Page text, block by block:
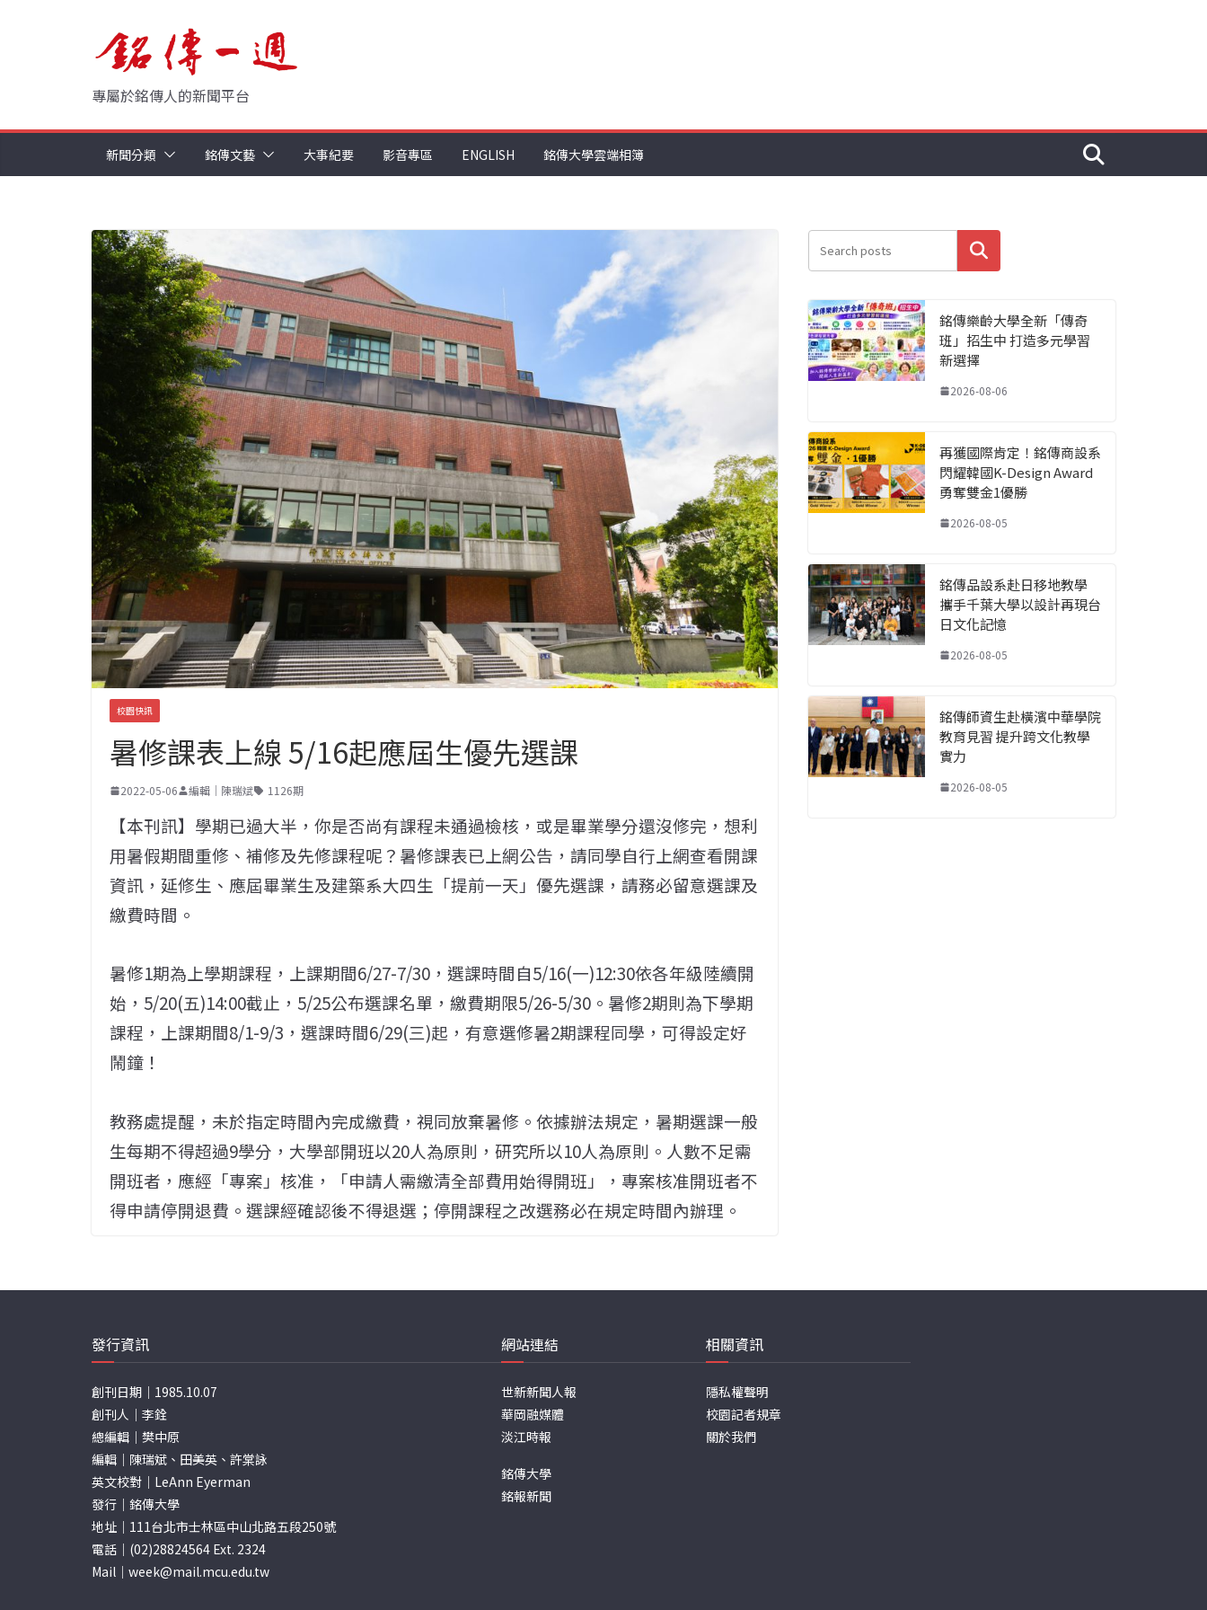
專屬於銘傳人的新聞平台
新聞分類 銘傳文藝 大事紀要 影音專區 ENGLISH 銘傳大學雲端相簿
校園快訊
暑修課表上線 5/16起應屆生優先選課
2022-05-06 編輯｜陳瑞斌 1126期
【本刊訊】學期已過大半，你是否尚有課程未通過檢核，或是畢業學分還沒修完，想利
用暑假期間重修、補修及先修課程呢？暑修課表已上網公告，請同學自行上網查看開課
資訊，延修生、應屆畢業生及建築系大四生「提前一天」優先選課，請務必留意選課及
繳費時間。
暑修1期為上學期課程，上課期間6/27-7/30，選課時間自5/16(一)12:30依各年級陸續開
始，5/20(五)14:00截止，5/25公布選課名單，繳費期限5/26-5/30。 暑修2期則為下學期
課程，上課期間8/1-9/3，選課時間6/29(三)起，有意選修暑2期課程同學，可得設定好
鬧鐘！
教務處提醒，未於指定時間內完成繳費，視同放棄暑修。依據辦法規定，暑期選課一般
生每期不得超過9學分，大學部開班以20人為原則，研究所以10人為原則。人數不足需
開班者，應經「專案」核准，「申請人需繳清全部費用始得開班」，專案核准開班者不
得申請停開退費。選課經確認後不得退選；停開課程之改選務必在規定時間內辦理。
搜尋
銘傳樂齡大學全新「傳奇
班」招生中 打造多元學習
新選擇
2026-08-06
再獲國際肯定！銘傳商設系
閃耀韓國K-Design Award
勇奪雙金1優勝
2026-08-05
銘傳品設系赴日移地教學
攜手千葉大學以設計再現台
日文化記憶
2026-08-05
銘傳師資生赴橫濱中華學院
教育見習 提升跨文化教學
實力
2026-08-05
發行資訊
創刊日期｜1985.10.07
創刊人｜李銓
總編輯｜樊中原
編輯｜陳瑞斌、田美英、許棠詠
英文校對｜LeAnn Eyerman
發行｜銘傳大學
地址｜111台北市士林區中山北路五段250號
電話｜(02)28824564 Ext. 2324
Mail｜ week@mail.mcu.edu.tw
網站連結
世新新聞人報
華岡融媒體
淡江時報
銘傳大學
銘報新聞
相關資訊
隱私權聲明
校園記者規章
關於我們